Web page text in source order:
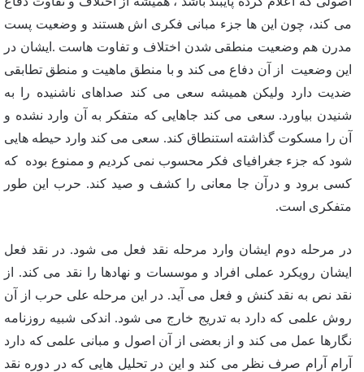
می کند، چون این ها جزء مبانی فکری اش هستند و وضعیت پست
مدرن هم وضعیت منطقی شدن اختلاف و تفاوت هاست .ایشان در
این وضعیت از آن دفاع می کند و با منطق ماهیت و منطق تطابقی
ضدیت دارد ولیکن همیشه سعی می کند صداهای ناشنیده را به
شنیدن بیاورد. سعی می کند جاهایی که متفکر به آن وارد نشده و
آن را مسکوت گذاشته استنطاق کند. سعی می کند وارد حیطه هایی
شود که جزء جغرافیای فکر محسوب نمی کردیم و ممنوع بوده که
کسی برود و درآن جا معانی را کشف و صید کند. حرب این طور
متفکری است.
در مرحله دوم ایشان وارد مرحله نقد فعل می شود. در نقد فعل
ایشان رویکرد عملی افراد و موسسات و نهادها را نقد می کند. از
نقد نص به نقد کنش و فعل می آید. در این مرحله علی حرب از آن
روش علمی که دارد به تدریج خارج می شود. اندکی شبیه روزنامه
نگارها عمل می کند و از بعضی از آن اصول و مبانی علمی که دارد
آرام آرام صرف نظر می کند و این در تحلیل هایی که در دوره نقد